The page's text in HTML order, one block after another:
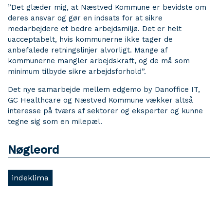
”Det glæder mig, at Næstved Kommune er bevidste om
deres ansvar og gør en indsats for at sikre
medarbejdere et bedre arbejdsmiljø. Det er helt
uacceptabelt, hvis kommunerne ikke tager de
anbefalede retningslinjer alvorligt. Mange af
kommunerne mangler arbejdskraft, og de må som
minimum tilbyde sikre arbejdsforhold”.
Det nye samarbejde mellem edgemo by Danoffice IT,
GC Healthcare og Næstved Kommune vækker altså
interesse på tværs af sektorer og eksperter og kunne
tegne sig som en milepæl.
Nøgleord
indeklima